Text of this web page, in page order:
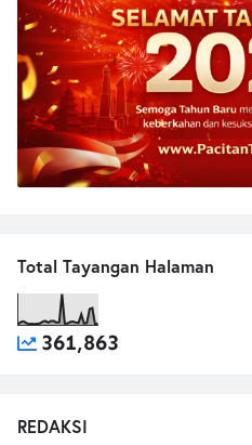
Total Tayangan Halaman
361,863
REDAKSI